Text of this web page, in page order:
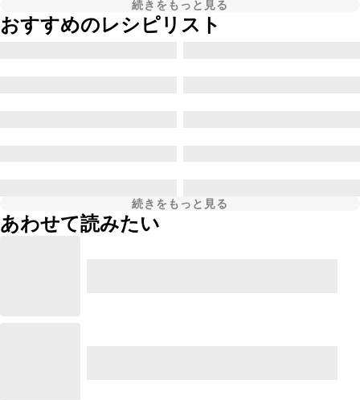
続きをもっと見る
おすすめのレシピリスト
続きをもっと見る
あわせて読みたい